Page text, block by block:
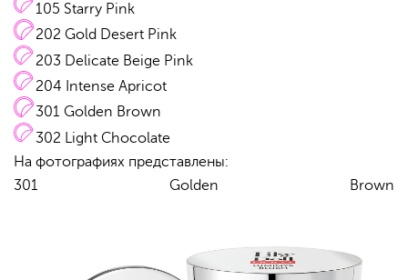
105 Starry Pink
202 Gold Desert Pink
203 Delicate Beige Pink
204 Intense Apricot
301 Golden Brown
302 Light Chocolate
На фотографиях представлены:
301 Golden Brown